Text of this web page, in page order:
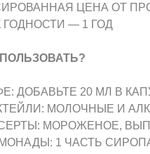
ЦЕНА ОТ
ГОДНОСТИ — 1 ГОД
ДОБАВЬТЕ 20 МЛ В
МОЛОЧНЫЕ И
МОРОЖЕНОЕ,
1 ЧАСТЬ